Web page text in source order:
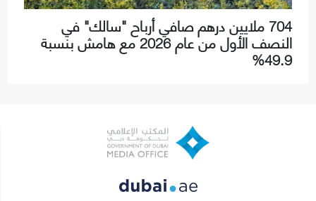
704 ملايين درهم صافي أرباح "سالك" في
النصف الأول من عام 2026 مع هامش بنسبة
49.9%